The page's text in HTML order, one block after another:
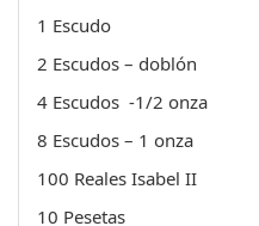
1 Escudo
2 Escudos – doblón
4 Escudos -1/2 onza
8 Escudos – 1 onza
100 Reales Isabel II
10 Pesetas